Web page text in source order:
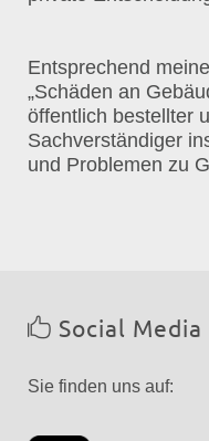
Entsprechend
„Schäden an
öffentlich bestellter
Sachverständiger
und Problemen zu
Social Media
Sie finden uns auf: